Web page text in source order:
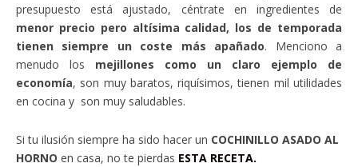
presupuesto está ajustado, céntrate en ingredientes de
menor precio pero altísima calidad, los de temporada
tienen siempre un coste más apañado. Menciono a
menudo los mejillones como un claro ejemplo de
economía, son muy baratos, riquísimos, tienen mil utilidades
en cocina y son muy saludables.
Si tu ilusión siempre ha sido hacer un COCHINILLO ASADO AL
HORNO en casa, no te pierdas ESTA RECETA.